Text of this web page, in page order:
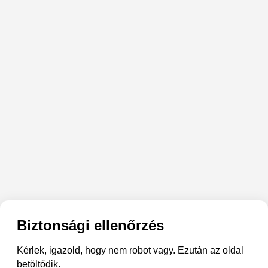
Biztonsági ellenőrzés
Kérlek, igazold, hogy nem robot vagy. Ezután az oldal
betöltődik.